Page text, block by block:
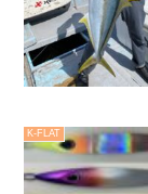
K-FLAT